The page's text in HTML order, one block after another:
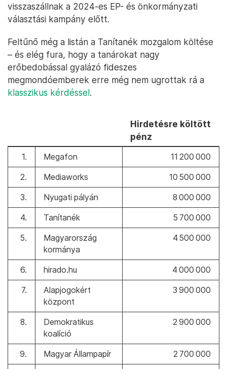
visszaszállnak a 2024-es EP- és önkormányzati
választási kampány előtt.
Feltűnő még a listán a Tanítanék mozgalom költése
– és elég fura, hogy a tanárokat nagy
erőbedobással gyalázó fideszes
megmondóemberek erre még nem ugrottak rá a
klasszikus kérdéssel.
Hirdetésre költött
pénz
1. Megafon 11 200 000
2. Mediaworks 10 500 000
3. Nyugati pályán 8 000 000
4. Tanítanék 5 700 000
5.
Magyarország
kormánya
4 500 000
6. hirado.hu 4 000 000
7.
Alapjogokért
központ
3 900 000
8.
Demokratikus
koalíció
2 900 000
9. Magyar Állampapír 2 700 000